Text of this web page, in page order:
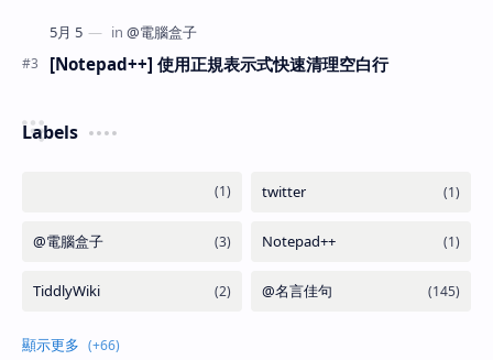
[Notepad++] 使用正規表示式快速清理空白行
Labels